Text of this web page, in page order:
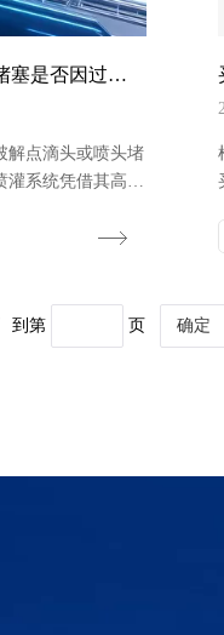
塞是否因过滤
解点滴头或喷头堵
系统凭借其高效
肥的利用效率；
生堵塞，灌溉的均
生长造成不...
到第 页 确定